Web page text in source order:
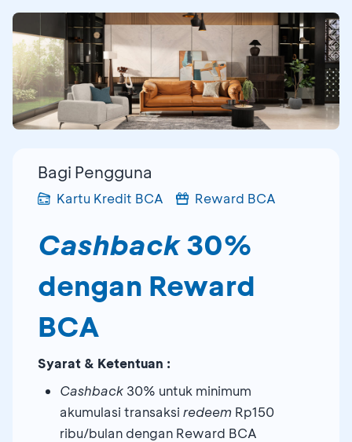
Bagi Pengguna
Kartu Kredit BCA Reward BCA
Cashback30%
dengan Reward
BCA
Syarat & Ketentuan :
Cashback 30% untuk minimum
akumulasi transaksi redeem Rp150
ribu/bulan dengan Reward BCA